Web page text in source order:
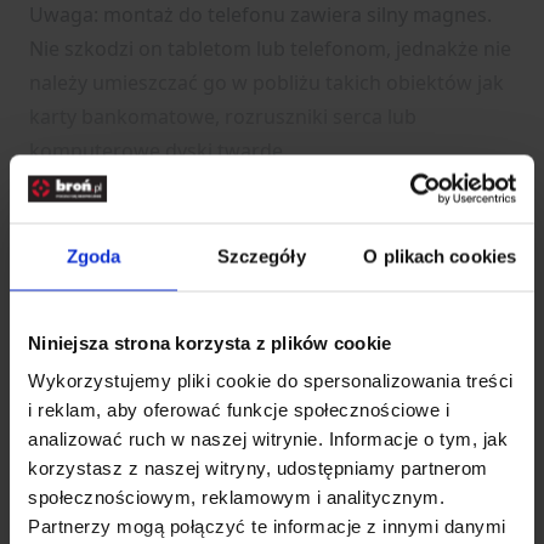
Zgoda Szczegóły O plikach cookies
Niniejsza strona korzysta z plików cookie
Wykorzystujemy pliki cookie do spersonalizowania treści
i reklam, aby oferować funkcje społecznościowe i
analizować ruch w naszej witrynie. Informacje o tym, jak
korzystasz z naszej witryny, udostępniamy partnerom
społecznościowym, reklamowym i analitycznym.
Partnerzy mogą połączyć te informacje z innymi danymi
komputerowe dyski twarde.
- Steelie Pedestal Kit to poręczny stojak na tablet i
inne, podobne urządzenia
stojak oraz nasączona alkoholem chusteczka
- Podstawa stojaka na blat posiada trzy wstawki
wykonane z silikonu
- Magnes neodymowy można bezpiecznie stosować
ze wszystkimi telefonami i tabletami
- Mocna taśma klejąca 3M VHB do montażu
Rozwiń opis
Dane techniczne